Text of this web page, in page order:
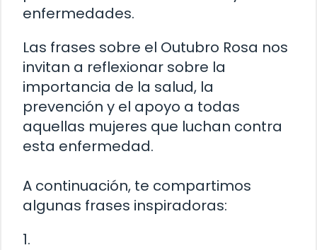
enfermedades.
Las frases sobre el Outubro Rosa nos
invitan a reflexionar sobre la
importancia de la salud, la
prevención y el apoyo a todas
aquellas mujeres que luchan contra
esta enfermedad.
A continuación, te compartimos
algunas frases inspiradoras:
1.